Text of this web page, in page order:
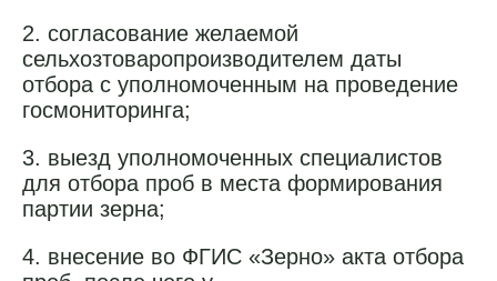
2. согласование желаемой
сельхозтоваропроизводителем даты
отбора с уполномоченным на проведение
госмониторинга;
3. выезд уполномоченных специалистов
для отбора проб в места формирования
партии зерна;
4. внесение во ФГИС «Зерно» акта отбора